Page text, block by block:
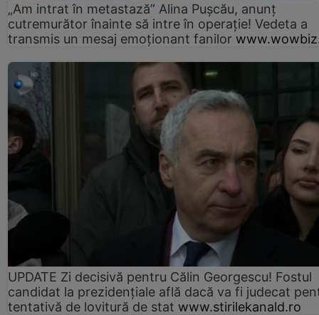
„Am intrat în metastază” Alina Pușcău, anunț
cutremurător înainte să intre în operație! Vedeta a
transmis un mesaj emoționant fanilor
UPDATE Zi decisivă pentru Călin Georgescu! Fostul
candidat la prezidențiale află dacă va fi judecat
tentativă de lovitură de stat www.stirilekanald.ro